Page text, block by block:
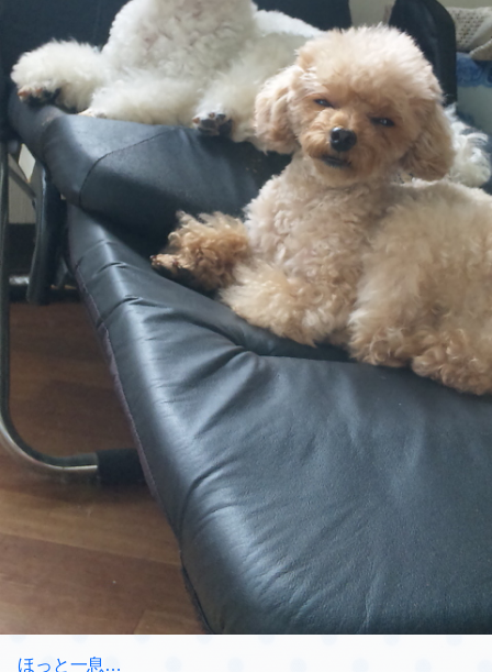
ほっと一息…